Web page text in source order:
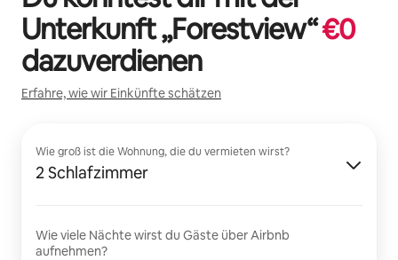
Unterkunft „Forestview“€0
dazuverdienen
Erfahre, wie wir Einkünfte schätzen
Wie groß ist die Wohnung, die du vermieten wirst?
2 Schlafzimmer
Wie viele Nächte wirst du Gäste über Airbnb
aufnehmen?